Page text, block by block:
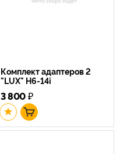
Комплект адаптеров 2
"LUX" H6-14i
3 800₽